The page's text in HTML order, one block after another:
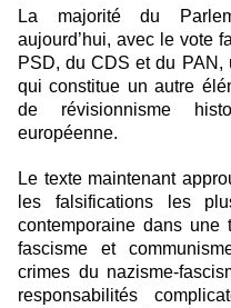
La majorité du
aujourd’hui, avec le vote
PSD, du CDS et du PAN,
qui constitue un autre
de révisionnisme
européenne.
Le texte maintenant
les falsifications les
contemporaine dans une
fascisme et
crimes du nazisme-
responsabilités